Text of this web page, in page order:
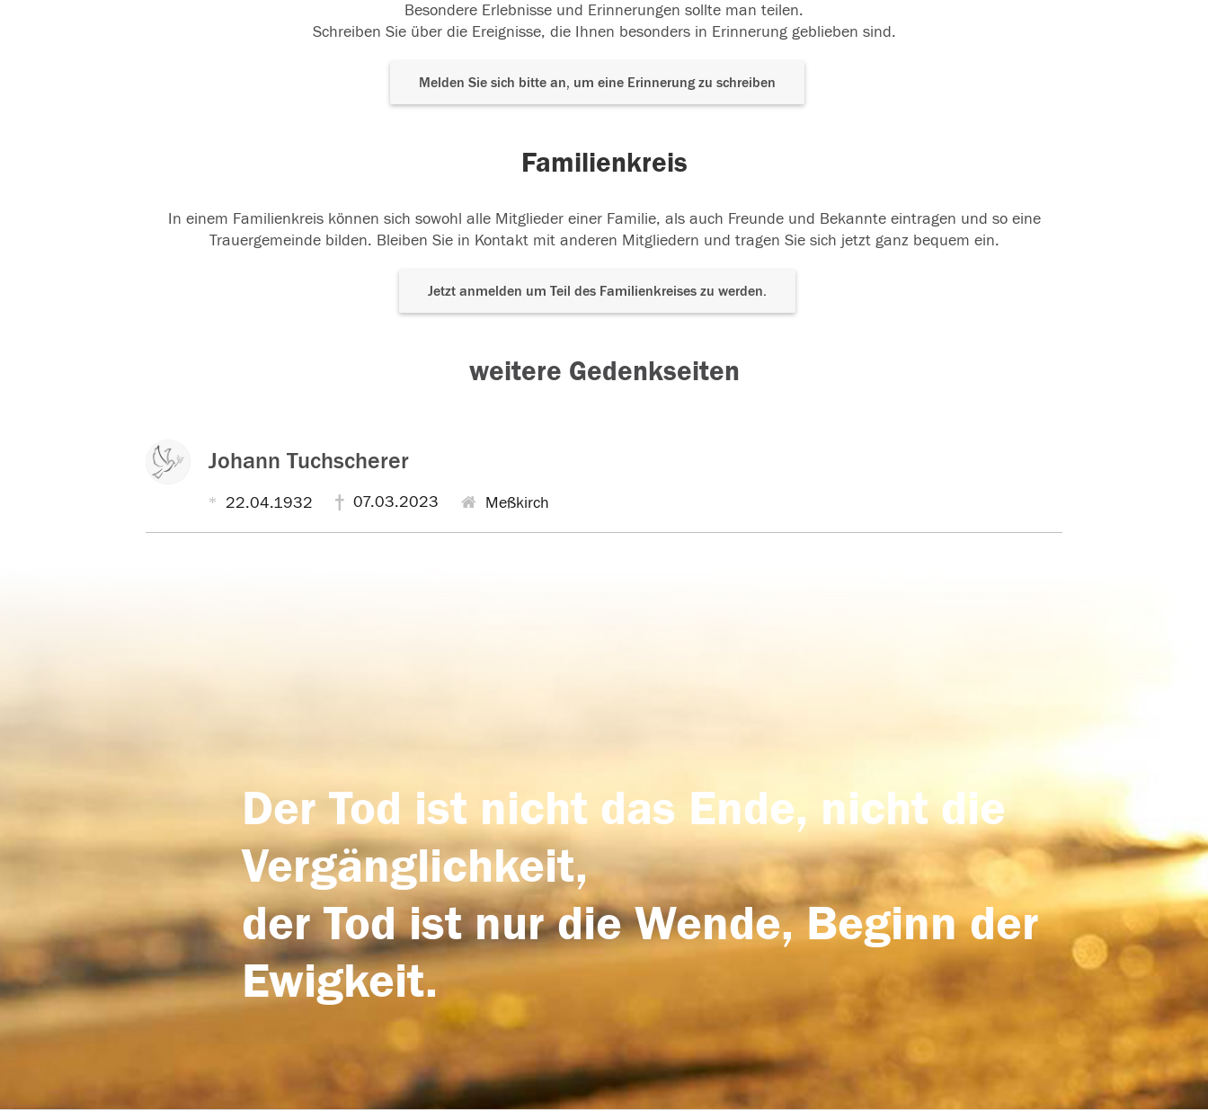
Besondere Erlebnisse und Erinnerungen sollte man teilen.
Schreiben Sie über die Ereignisse, die Ihnen besonders in Erinnerung geblieben sind.
Melden Sie sich bitte an, um eine Erinnerung zu schreiben
Familienkreis
In einem Familienkreis können sich sowohl alle Mitglieder einer Familie, als auch Freunde und Bekannte eintragen und so eine
Trauergemeinde bilden. Bleiben Sie in Kontakt mit anderen Mitgliedern und tragen Sie sich jetzt ganz bequem ein.
Jetzt anmelden um Teil des Familienkreises zu werden.
weitere Gedenkseiten
Johann Tuchscherer
22.04.1932 07.03.2023 Meßkirch
Der Tod ist nicht das Ende, nicht die
Vergänglichkeit,
der Tod ist nur die Wende, Beginn der
Ewigkeit.